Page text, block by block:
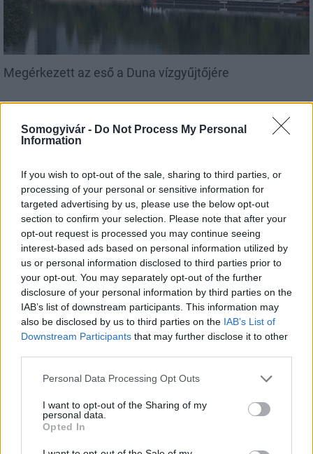
Somogyivár - Do Not Process My Personal
Information
If you wish to opt-out of the sale, sharing to third parties, or
processing of your personal or sensitive information for
targeted advertising by us, please use the below opt-out
section to confirm your selection. Please note that after your
opt-out request is processed you may continue seeing
interest-based ads based on personal information utilized by
us or personal information disclosed to third parties prior to
your opt-out. You may separately opt-out of the further
disclosure of your personal information by third parties on the
IAB’s list of downstream participants. This information may
also be disclosed by us to third parties on the IAB’s List of
Downstream Participants that may further disclose it to other
Please note that this website/app uses one or more Google
not limited to your visit or usage behaviour. You may click to
grant or deny consent to Google and its third-party tags to
use your data for below specified purposes in below Google
consent section.
Personal Data Processing Opt Outs
I want to opt-out of the Sharing of my
personal data.
Opted In
Megérkezett az eső a Duna vízgyűjtőjére
Aktuális
Hőség és vízhiány - itatók feltöltésével segítik a
vadállományt a somogyi erdőkben
Helyi hírek